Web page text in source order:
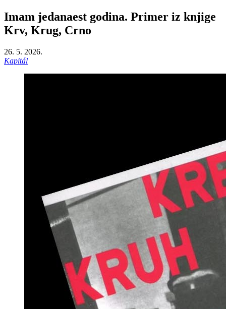
Imam jedanaest godina. Primer iz knjige
Krv, Krug, Crno
26. 5. 2026.
Kapitál